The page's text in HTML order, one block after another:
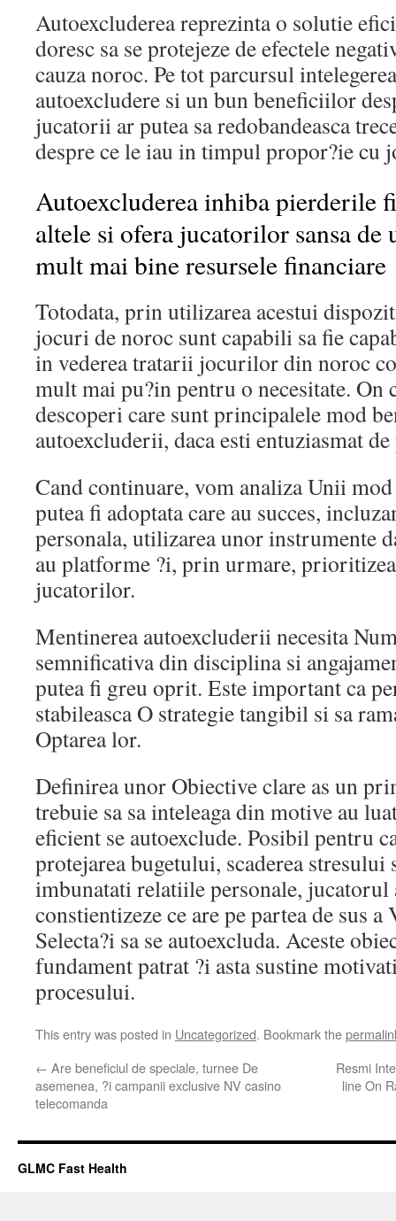
Autoexcluderea reprezinta o solutie
doresc sa se protejeze de efectele
cauza noroc. Pe tot parcursul
autoexcludere si un bun beneficiilor
jucatorii ar putea sa redobandeasca
despre ce le iau in timpul propor?ie cu
Autoexcluderea inhiba pierderile
altele si ofera jucatorilor sansa de
mult mai bine resursele financiare
Totodata, prin utilizarea acestui
jocuri de noroc sunt capabili sa fie
in vederea tratarii jocurilor din noroc
mult mai pu?in pentru o necesitate. On
descoperi care sunt principalele mod
autoexcluderii, daca esti entuziasmat
Cand continuare, vom analiza Unii
putea fi adoptata care au succes,
personala, utilizarea unor instrumente
au platforme ?i, prin urmare,
jucatorilor.
Mentinerea autoexcluderii necesita
semnificativa din disciplina si
putea fi greu oprit. Este important ca
stabileasca O strategie tangibil si sa
Optarea lor.
Definirea unor Obiective clare as un
trebuie sa sa inteleaga din motive au
eficient se autoexclude. Posibil pentru
protejarea bugetului, scaderea
imbunatati relatiile personale, jucatorul
constientizeze ce are pe partea de sus
Selecta?i sa se autoexcluda. Aceste
fundament patrat ?i asta sustine
procesului.
This entry was posted in Uncategorized. Bookmark the
← Are beneficiul de speciale, turnee De
asemenea, ?i campanii exclusive NV casino
telecomanda
Resmi
line On
GLMC Fast Health